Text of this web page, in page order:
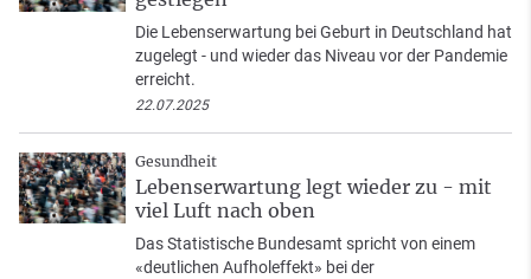
Die Lebenserwartung bei Geburt in Deutschland hat
zugelegt - und wieder das Niveau vor der Pandemie
erreicht.
22.07.2025
Gesundheit
Lebenserwartung legt wieder zu - mit
viel Luft nach oben
Das Statistische Bundesamt spricht von einem
«deutlichen Aufholeffekt» bei der